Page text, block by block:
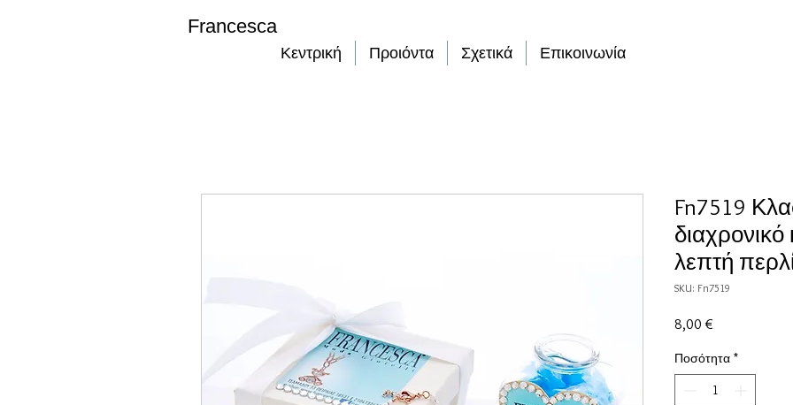
Κεντρική Προιόντα Σχετικά Επικοινωνία
Fn7519
διαχρονικό
λεπτή
SKU: Fn7519
8,00 €
Ποσότητα *
Francesca